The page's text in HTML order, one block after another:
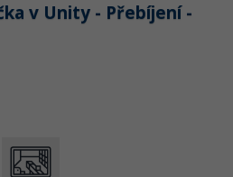
v Unity - Přebíjení -